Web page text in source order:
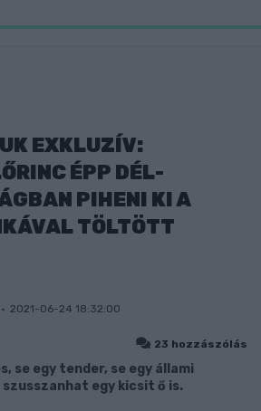
EXKLUZÍV:
ÉPP DÉL-
PIHENI KI A
TÖLTÖTT
2021-06-24 18:32:00
23 hozzászólás
se egy tender, se egy állami
szusszanhat egy kicsit ő is.